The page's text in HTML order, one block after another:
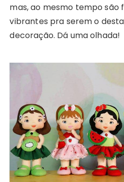
mas, ao mesmo tempo são
vibrantes pra serem o
decoração. Dá uma olhada!